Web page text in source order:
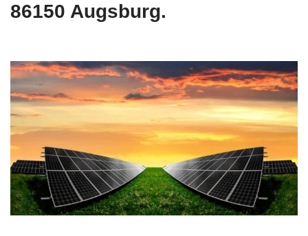
86150 Augsburg.